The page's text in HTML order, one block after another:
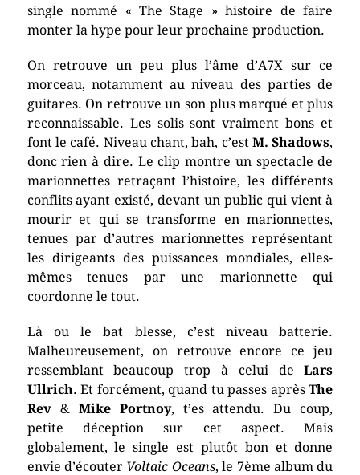
single nommé « The Stage » histoire de faire
monter la hype pour leur prochaine production.
On retrouve un peu plus l’âme d’A7X sur ce
morceau, notamment au niveau des parties de
guitares. On retrouve un son plus marqué et plus
reconnaissable. Les solis sont vraiment bons et
font le café. Niveau chant, bah, c’estM. Shadows,
donc rien à dire. Le clip montre un spectacle de
marionnettes retraçant l’histoire, les différents
conflits ayant existé, devant un public qui vient à
mourir et qui se transforme en marionnettes,
tenues par d’autres marionnettes représentant
les dirigeants des puissances mondiales, elles-
mêmes tenues par une marionnette qui
coordonne le tout.
Là ou le bat blesse, c’est niveau batterie.
Malheureusement, on retrouve encore ce jeu
ressemblant beaucoup trop à celui deLars
Ullrich. Et forcément, quand tu passes aprèsThe
Rev& Mike Portnoy, t’es attendu. Du coup,
petite déception sur cet aspect. Mais
globalement, le single est plutôt bon et donne
envie d’écouter Voltaic Oceans, le 7ème album du